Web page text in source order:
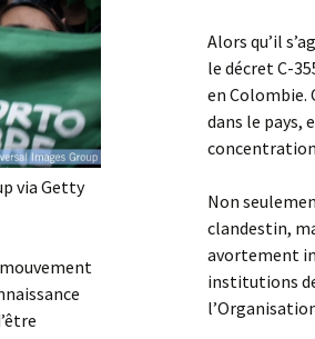
via Getty
Alors qu’il
le décret C-
en Colombie.
dans le pays,
concentration
Non
clandestin,
avortement
institutions